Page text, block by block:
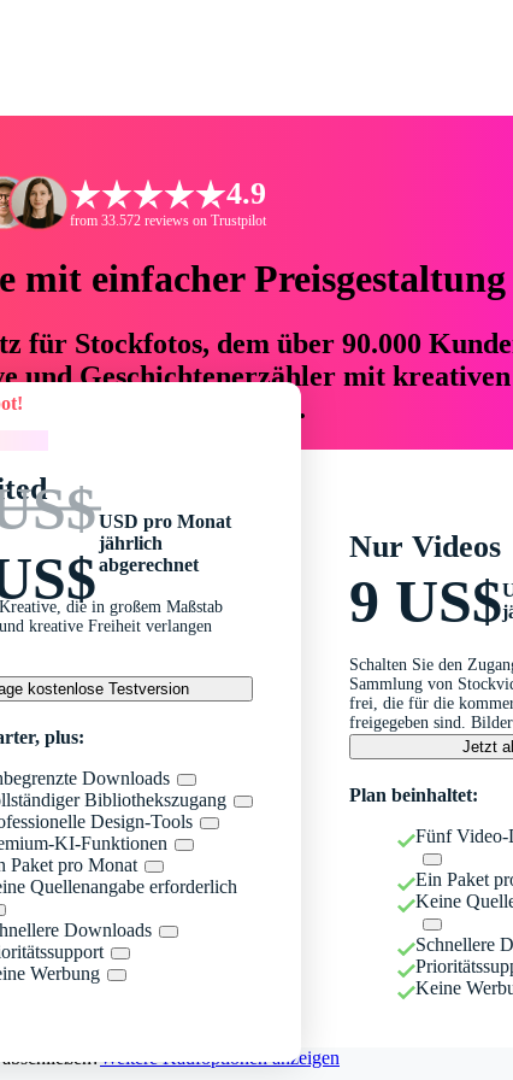
4.9
from 33.572 reviews on Trustpilot
mit einfacher Preisgestaltung
Stockfotos, dem über 90.000
Geschichtenerzähler mit kreativen
und Budget einsparen.
USD pro Monat
jährlich
abgerechnet
die in großem Maßstab
kreative Freiheit verlangen
kostenlose Testversion
plus:
Downloads
Bibliothekszugang
Design-Tools
KI-Funktionen
Paket pro Monat
Quellenangabe erforderlich
Downloads
Werbung
Nur Videos
9 US$
Schalten Sie den
Sammlung von
frei, die für die
freigegeben sind.
Jetzt
Plan beinhaltet:
Fünf Video-
Ein Paket
Keine
Schnellere
Keine
Weitere Kaufoptionen anzeigen